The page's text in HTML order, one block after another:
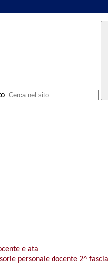
e ata
personale docente 2^ fascia